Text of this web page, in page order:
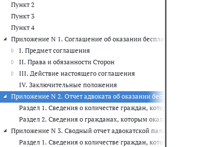
Пункт 2
Пункт 3
Пункт 4
Приложение N 1. Соглашение об оказании бесплатной
I. Предмет соглашения
II. Права и обязанности Сторон
III. Действие настоящего соглашения
IV. Заключительные положения
Приложение N 2. Отчет адвоката об оказании бесплатной
Раздел 1. Сведения о количестве граждан, которым оказана
Раздел 2. Сведения о гражданах, которым оказана бесплатная
Приложение N 3. Сводный отчет адвокатской палаты об оказании
Раздел 1. Сведения о количестве граждан, которым оказана